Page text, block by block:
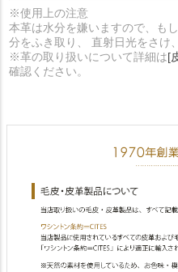
※使用上の注意
本革は水分を嫌いますので、も
分をふき取り、 直射日光をさけ
※革の取り扱いについて詳細は[
確認ください。